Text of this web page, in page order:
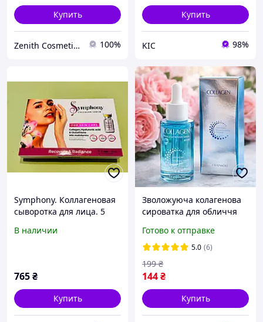
Купить
Zenith Cosmetics 100%
Купить
KIC 98%
Symphony. Коллагеновая
сыворотка для лица. 5
Face Serum
В наличии
765₴
Купить
Зволожуюча колагенова
сироватка для обличчя
Collagen Moisturizing
Serum, 40 мл
Готово к отправке
5.0 (6)
144₴
199 ₴
Купить